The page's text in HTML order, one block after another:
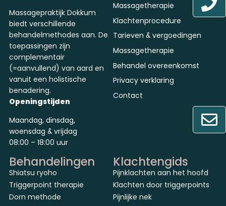
Massagepraktijk Dokkum
biedt verschillende
behandelmethodes aan. De
toepassingen zijn
complementair
(=aanvullend) van aard en
vanuit een holistische
benadering.
Openingstijden
Maandag, dinsdag,
woensdag & vrijdag
08:00 – 18:00 uur
Massagetherapie
Klachtenprocedure
Tarieven & vergoedingen
Massagetherapie
Behandel overeenkomst
Privacy verklaring
Contact
Behandelingen
Shiatsu ryoho
Triggerpoint therapie
Dorn methode
Klachtengids
Pijnklachten aan het hoofd
Klachten door triggerpoints
Pijnlijke nek